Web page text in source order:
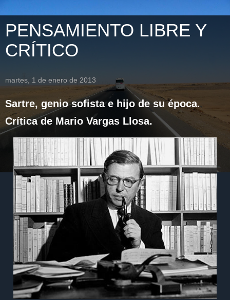
PENSAMIENTO LIBRE Y
CRÍTICO
martes, 1 de enero de 2013
Sartre, genio sofista e hijo de su época.
Crítica de Mario Vargas Llosa.